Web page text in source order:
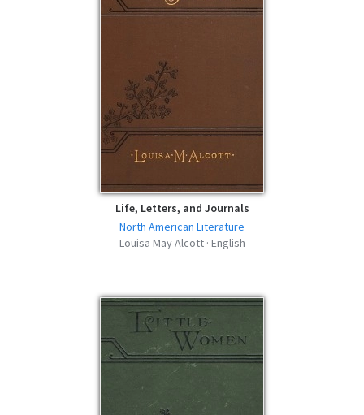
Silver Pitchers - Louisa May Alcott - MOBI
Silver Pitchers - Louisa May Alcott - FB2
fb2 | 775.76 KB | 385 descargas
Silver Pitchers - Louisa May Alcott - AZW3
azw3 | 565.04 KB | 358 descargas
Life, Letters, and Journals
North American Literature
Louisa May Alcott · English